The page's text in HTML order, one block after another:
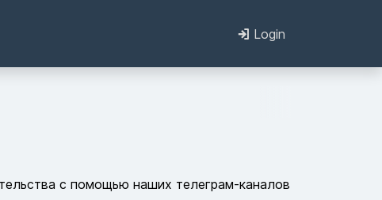
Login
с помощью наших телеграм-каналов